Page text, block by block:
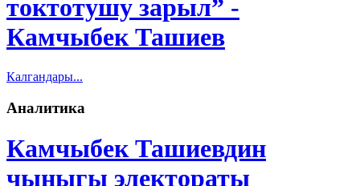
токтотушу зарыл” -
Камчыбек Ташиев
Калгандары...
Аналитика
Камчыбек Ташиевдин
чыныгы электораты